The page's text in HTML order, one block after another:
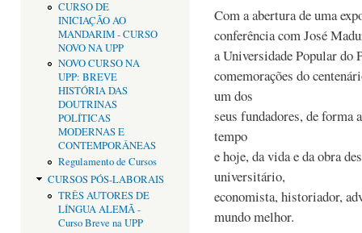
CURSO DE
INICIAÇÃO AO
MANDARIM - CURSO
NOVO NA UPP
NOVO CURSO NA
UPP: BREVE
HISTÓRIA DAS
DOUTRINAS
POLÍTICAS
MODERNAS E
CONTEMPORÂNEAS
Regulamento de Cursos
CURSOS PÓS-LABORAIS
TRÊS AUTORES DE
LÍNGUA ALEMÃ -
Curso Breve na UPP
Com a abertura de uma
conferência com José
a Universidade Popular do
comemorações do
um dos
seus fundadores, de forma
tempo
e hoje, da vida e da obra
universitário,
economista, historiador,
mundo melhor.